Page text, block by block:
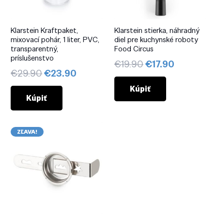
Klarstein Kraftpaket,
mixovací pohár, 1 liter, PVC,
transparentný,
príslušenstvo
€29.90Pôvodná
cena
bola:
€29.90.
€23.90
Kúpiť
Klarstein stierka, náhradný
diel pre kuchynské roboty
Food Circus
€19.90Pôvodná
cena
bola:
€19.90.
€17.90
Kúpiť
ZĽAVA!